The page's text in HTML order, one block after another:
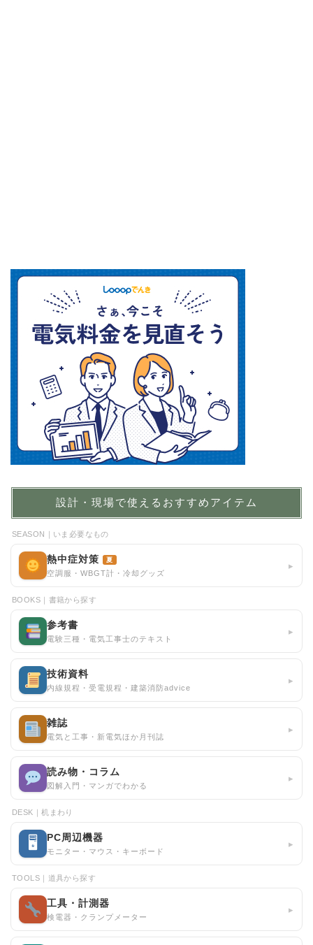
設計・現場で使えるおすすめアイテム
SEASON｜いま必要なもの
熱中症対策 夏
空調服・WBGT計・冷却グッズ
▸
BOOKS｜書籍から探す
参考書
電験三種・電気工事士のテキスト
▸
技術資料
内線規程・受電規程・建築消防advice
▸
雑誌
電気と工事・新電気ほか月刊誌
▸
読み物・コラム
図解入門・マンガでわかる
▸
DESK｜机まわり
🖥 PC周辺機器
モニター・マウス・キーボード
▸
TOOLS｜道具から探す
工具・計測器
検電器・クランプメーター
▸